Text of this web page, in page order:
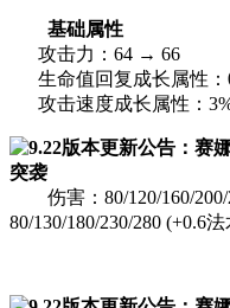
基础属性
攻击力：64 → 66
生命值回复成长属性：
攻击速度成长属性：
突袭
伤害：80/120/160/200/
80/130/180/230/280 (+0.6